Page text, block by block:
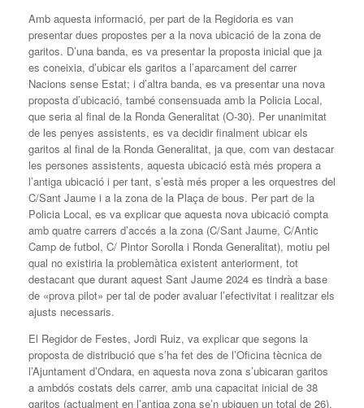
Amb aquesta informació, per part de la Regidoria es van
presentar dues propostes per a la nova ubicació de la zona de
garitos. D’una banda, es va presentar la proposta inicial que ja
es coneixia, d’ubicar els garitos a l’aparcament del carrer
Nacions sense Estat; i d’altra banda, es va presentar una nova
proposta d’ubicació, també consensuada amb la Policia Local,
que seria al final de la Ronda Generalitat (O-30). Per unanimitat
de les penyes assistents, es va decidir finalment ubicar els
garitos al final de la Ronda Generalitat, ja que, com van destacar
les persones assistents, aquesta ubicació està més propera a
l’antiga ubicació i per tant, s’està més proper a les orquestres del
C/Sant Jaume i a la zona de la Plaça de bous. Per part de la
Policia Local, es va explicar que aquesta nova ubicació compta
amb quatre carrers d’accés a la zona (C/Sant Jaume, C/Antic
Camp de futbol, C/ Pintor Sorolla i Ronda Generalitat), motiu pel
qual no existiria la problemàtica existent anteriorment, tot
destacant que durant aquest Sant Jaume 2024 es tindrà a base
de «prova pilot» per tal de poder avaluar l’efectivitat i realitzar els
ajusts necessaris.
El Regidor de Festes, Jordi Ruiz, va explicar que segons la
proposta de distribució que s’ha fet des de l’Oficina tècnica de
l’Ajuntament d’Ondara, en aquesta nova zona s’ubicaran garitos
a ambdós costats dels carrer, amb una capacitat inicial de 38
garitos (actualment en l’antiga zona se’n ubiquen un total de 26).